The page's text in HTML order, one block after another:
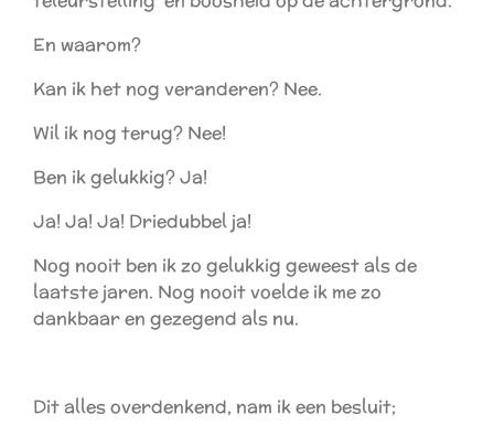
En waarom?
Kan ik het nog veranderen? Nee.
Wil ik nog terug? Nee!
Ben ik gelukkig? Ja!
Ja! Ja! Ja! Driedubbel ja!
Nog nooit ben ik zo gelukkig geweest als de
laatste jaren. Nog nooit voelde ik me zo
dankbaar en gezegend als nu.
Dit alles overdenkend, nam ik een besluit;